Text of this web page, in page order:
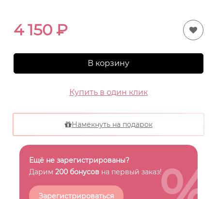
4 150 ₽
В корзину
Купить в один клик
Намекнуть на подарок
Ещё не зарегистрированы?
Дарим 200 бонусов на первый заказ!
Зарегистрироваться